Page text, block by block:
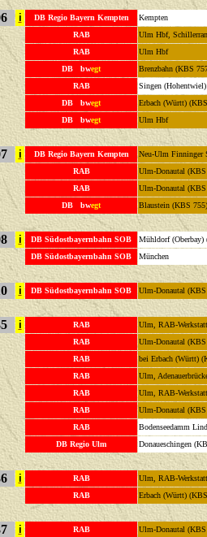
6 i DB Regio Bayern Kempten
Kempten
RAB
Ulm Hbf,
RAB
Ulm Hbf
DB bwegt
Brenzbahn (KBS
RAB
Singen
DB bwegt
Erbach (Württ)
DB bwegt Ulm Hbf
7 i DB Regio Bayern Kempten
Neu-Ulm Finninger
RAB
Ulm-Donautal
RAB
Ulm-Donautal
DB bwegt Blaustein (KBS 755)
8 i DB Südostbayernbahn SOB
Mühldorf (Oberbay)
DB Südostbayernbahn SOB
München
i DB Südostbayernbahn SOB Ulm-Donautal
i RAB
Ulm, RAB-
RAB
Ulm-Donautal
RAB
bei Erbach (Württ)
RAB
Ulm,
RAB
Ulm, RAB-
RAB
Ulm-Donautal
RAB
Bodenseedamm
DB Regio Ulm
Donaueschingen
i RAB
Ulm, RAB-
RAB
Erbach (Württ)
i RAB
Ulm-Donautal